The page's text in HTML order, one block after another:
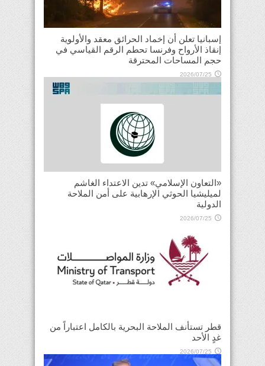
إسبانيا تعلن أن إخماد الحرائق معقد والأولوية
إنقاذ الأرواح وفرنسا تحطم الرقم القياسي في
حجم المساحات المحترقة
2026/07/25
«التعاون الإسلامي» تدين الاعتداء الغاشم
لميليشيا الحوثي الإرهابية على أمن الملاحة
الدولية
2026/07/25
قطر تستأنف الملاحة البحرية بالكامل اعتباراً من
غدٍ الأحد
2026/07/25